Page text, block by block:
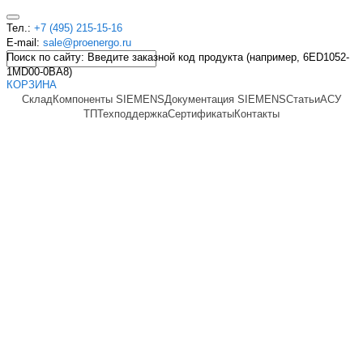
Тел.: +7 (495) 215-15-16
E-mail: sale@proenergo.ru
Поиск по сайту: Введите заказной код продукта (например, 6ED1052-
1MD00-0BA8)
КОРЗИНА
СкладКомпоненты SIEMENSДокументация SIEMENSСтатьиАСУ
ТПТехподдержкаСертификатыКонтакты